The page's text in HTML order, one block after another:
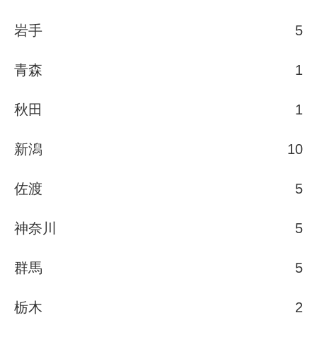
岩手 5
青森 1
秋田 1
新潟 10
佐渡 5
神奈川 5
群馬 5
栃木 2